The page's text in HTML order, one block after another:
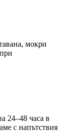
мокри
24–48 часа в
с напътствия